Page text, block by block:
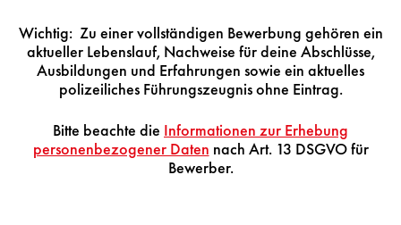
Wichtig: Zu einer vollständigen Bewerbung gehören ein
aktueller Lebenslauf, Nachweise für deine Abschlüsse,
Ausbildungen und Erfahrungen sowie ein aktuelles
polizeiliches Führungszeugnis ohne Eintrag.
Bitte beachte die Informationen zur Erhebung
personenbezogener Daten nach Art. 13 DSGVO für
Bewerber.